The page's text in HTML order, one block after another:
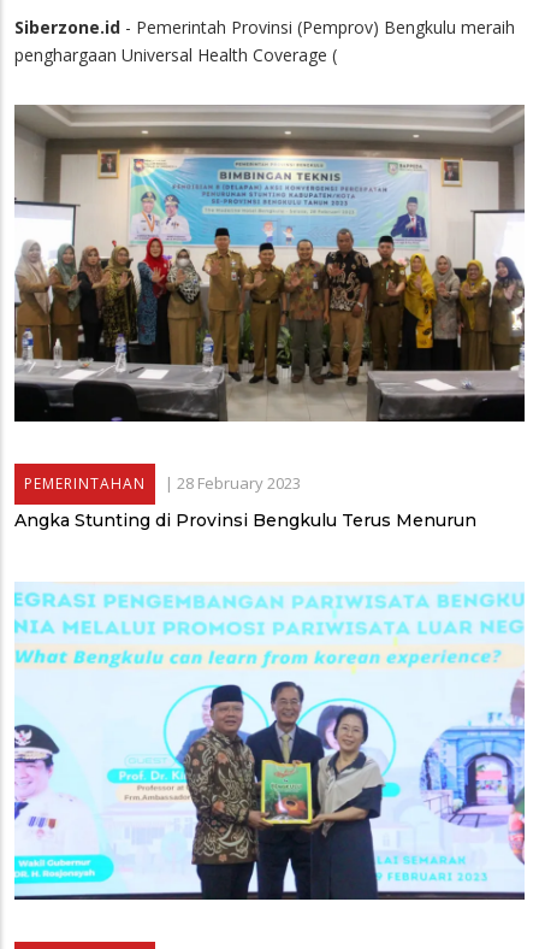
Siberzone.id - Pemerintah Provinsi (Pemprov) Bengkulu meraih
penghargaan Universal Health Coverage (
PEMERINTAHAN | 28 February 2023
Angka Stunting di Provinsi Bengkulu Terus Menurun